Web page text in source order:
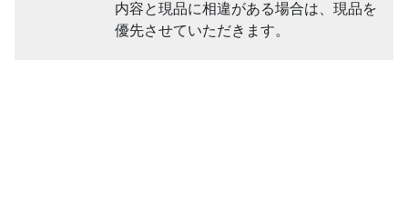
内容と現品に相違がある場合は、現品を
優先させていただきます。